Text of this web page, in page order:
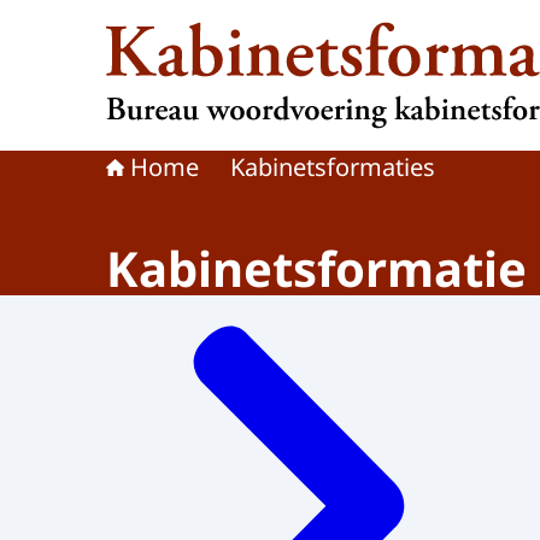
Naar de homepage van Kabinetsformatie
Home Kabinetsformaties
Kabinetsformatie